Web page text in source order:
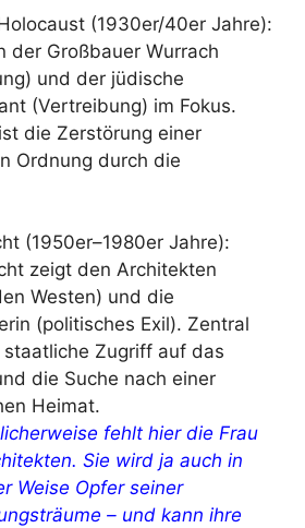
(1930er/40er Jahre):
der Großbauer Wurrach
und der jüdische
(Vertreibung) im Fokus.
die Zerstörung einer
Ordnung durch die
(1950er–1980er Jahre):
zeigt den Architekten
Westen) und die
(politisches Exil). Zentral
Zugriff auf das
die Suche nach einer
Heimat.
fehlt hier die Frau
Sie wird ja auch in
Weise Opfer seiner
– und kann ihre